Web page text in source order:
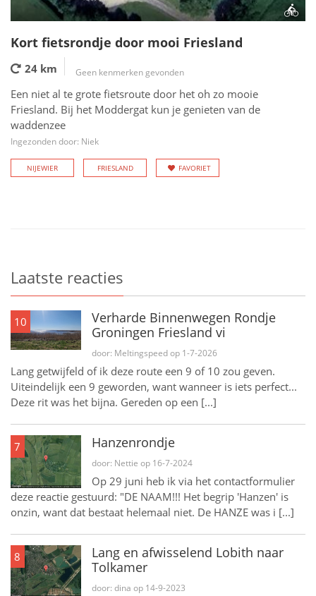
Kort fietsrondje door mooi Friesland
24 km Geen kenmerken gevonden
Een niet al te grote fietsroute door het oh zo mooie
Friesland. Bij het Moddergat kun je genieten van de
waddenzee
Ingezonden door: Niek
NIJEWIER FRIESLAND FAVORIET
Laatste reacties
10
Verharde Binnenwegen Rondje
Groningen Friesland vi
door: Meltingspeed op 1-7-2026
Lang getwijfeld of ik deze route een 9 of 10 zou geven.
Uiteindelijk een 9 geworden, want wanneer is iets perfect...
Deze rit was het bijna. Gereden op een [...]
7 Hanzenrondje
door: Nettie op 16-7-2024
Op 29 juni heb ik via het contactformulier
deze reactie gestuurd: "DE NAAM!!! Het begrip 'Hanzen' is
onzin, want dat bestaat helemaal niet. De HANZE was i [...]
8
Lang en afwisselend Lobith naar
Tolkamer
door: dina op 14-9-2023